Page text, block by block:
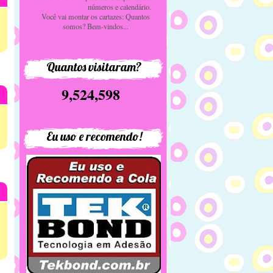
números e calendário.
Você vai montar os cartazes: Quantos
somos? Bem-vindos...
Quantos visitaram?
9,524,598
Eu uso e recomendo!